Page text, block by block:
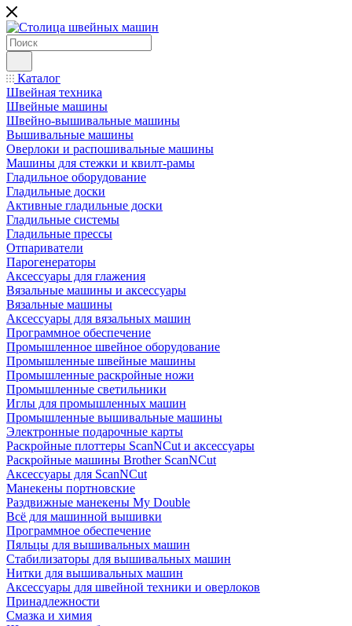
Каталог
Швейная техника
Швейные машины
Швейно-вышивальные машины
Вышивальные машины
Оверлоки и распошивальные машины
Машины для стежки и квилт-рамы
Гладильное оборудование
Гладильные доски
Активные гладильные доски
Гладильные системы
Гладильные прессы
Отпариватели
Парогенераторы
Аксессуары для глажения
Вязальные машины и аксессуары
Вязальные машины
Аксессуары для вязальных машин
Программное обеспечение
Промышленное швейное оборудование
Промышленные швейные машины
Промышленные раскройные ножи
Промышленные светильники
Иглы для промышленных машин
Промышленные вышивальные машины
Электронные подарочные карты
Раскройные плоттеры ScanNCut и аксессуары
Раскройные машины Brother ScanNCut
Аксессуары для ScanNCut
Манекены портновские
Раздвижные манекены My Double
Всё для машинной вышивки
Программное обеспечение
Пяльцы для вышивальных машин
Стабилизаторы для вышивальных машин
Нитки для вышивальных машин
Аксессуары для швейной техники и оверлоков
Принадлежности
Смазка и химия